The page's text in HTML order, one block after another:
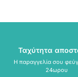
Ταχύτητα
Η παραγγελία σου
24ωρου